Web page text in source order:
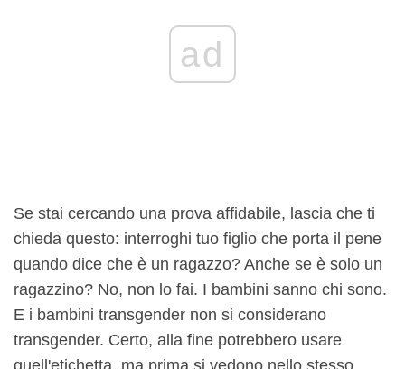
ad
Se stai cercando una prova affidabile, lascia che ti
chieda questo: interroghi tuo figlio che porta il pene
quando dice che è un ragazzo? Anche se è solo un
ragazzino? No, non lo fai. I bambini sanno chi sono.
E i bambini transgender non si considerano
transgender. Certo, alla fine potrebbero usare